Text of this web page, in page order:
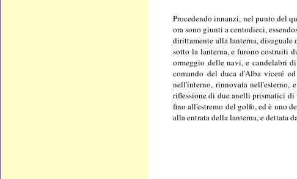
Procedendo innanzi, nel punto del
ora sono giunti a centodieci,
dirittamente alla lanterna, disuguale
sotto la lanterna, e furono costruiti
ormeggio delle navi, e candelabri
comando del duca d'Alba viceré
nell'interno, rinnovata nell'esterno,
riflessione di due anelli prismatici di
fino all'estremo del golfo, ed è uno
alla entrata della lanterna, e dettata